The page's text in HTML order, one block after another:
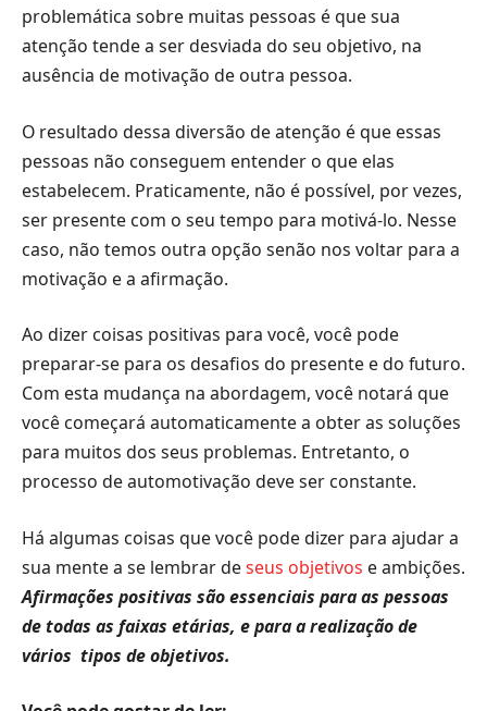
problemática sobre muitas pessoas é que sua
atenção tende a ser desviada do seu objetivo, na
ausência de motivação de outra pessoa.
O resultado dessa diversão de atenção é que essas
pessoas não conseguem entender o que elas
estabelecem. Praticamente, não é possível, por vezes,
ser presente com o seu tempo para motivá-lo. Nesse
caso, não temos outra opção senão nos voltar para a
motivação e a afirmação.
Ao dizer coisas positivas para você, você pode
preparar-se para os desafios do presente e do futuro.
Com esta mudança na abordagem, você notará que
você começará automaticamente a obter as soluções
para muitos dos seus problemas. Entretanto, o
processo de automotivação deve ser constante.
Há algumas coisas que você pode dizer para ajudar a
sua mente a se lembrar deseus objetivos e ambições.
Afirmações positivas são essenciais para as pessoas
de todas as faixas etárias, e para a realização de
vários tipos de objetivos.